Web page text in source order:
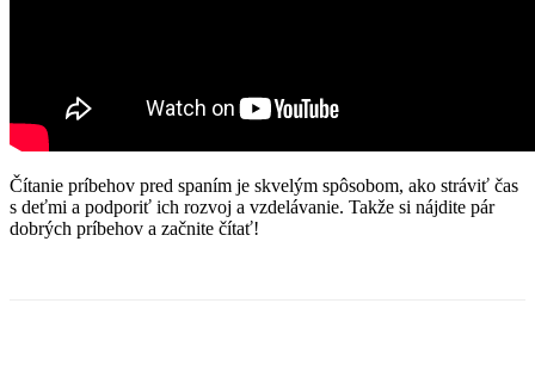
Čítanie príbehov pred spaním je skvelým spôsobom, ako stráviť čas
s deťmi a podporiť ich rozvoj a vzdelávanie. Takže si nájdite pár
dobrých príbehov a začnite čítať!